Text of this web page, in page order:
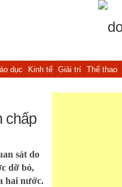
dục Kinh tế Giải trí Thể thao
chấp
sát do
dỡ bỏ,
hai nước.